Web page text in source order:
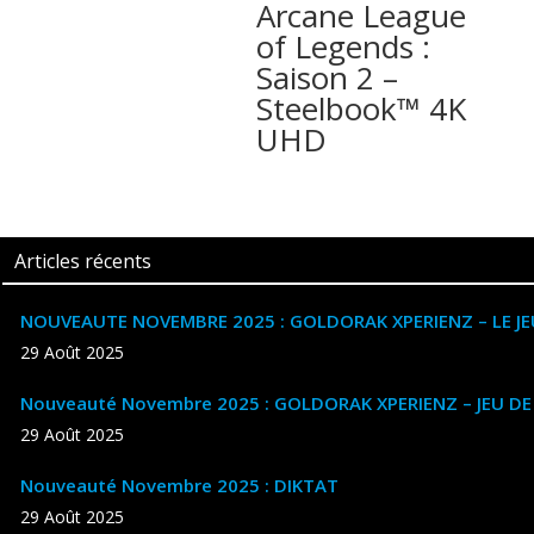
Arcane League
of Legends :
Saison 2 –
Steelbook™ 4K
UHD
Articles récents
NOUVEAUTE NOVEMBRE 2025 : GOLDORAK XPERIENZ – LE
29 Août 2025
Nouveauté Novembre 2025 : GOLDORAK XPERIENZ – JEU
29 Août 2025
Nouveauté Novembre 2025 : DIKTAT
29 Août 2025